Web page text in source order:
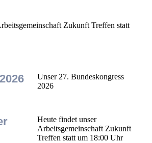
Zukunft Treffen statt
Unser 27. Bundeskongress
2026
Heute findet unser
Arbeitsgemeinschaft Zukunft
Treffen statt um 18:00 Uhr